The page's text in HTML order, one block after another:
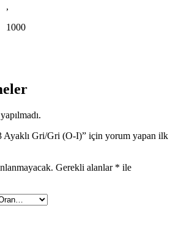
,
1000
Ayaklı Gri/Gri (O-I)” için yorum yapan ilk
Gerekli alanlar * ile